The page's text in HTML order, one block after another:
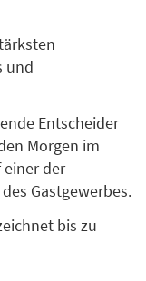
und
Entscheider
Morgen im
der
Gastgewerbes.
bis zu